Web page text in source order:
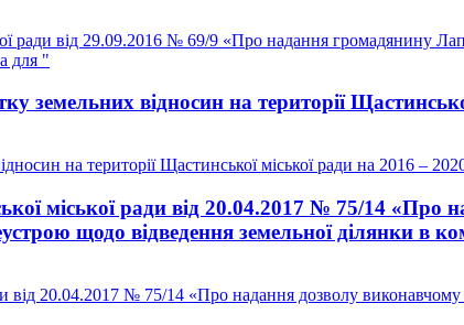
ради від 29.09.2016 № 69/9 «Про надання громадянину
для "
відносин на території
на території Щастинської міської ради на 2016 –
міської ради від 20.04.2017 № 75/14 «Про
щодо відведення земельної ділянки в
20.04.2017 № 75/14 «Про надання дозволу виконавчому